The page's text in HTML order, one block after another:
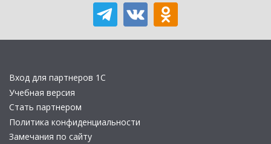
Вход для партнеров 1С
Учебная версия
Стать партнером
Политика конфиденциальности
Замечания по сайту